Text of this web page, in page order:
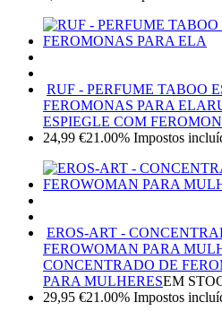
RUF - PERFUME TABOO
FEROMONAS PARA ELA
ESPIEGLE COM
24,99 €21.00% Impostos
EROS-ART -
FEROWOMAN PARA
CONCENTRADO DE
PARA MULHERESEM
29,95 €21.00% Impostos